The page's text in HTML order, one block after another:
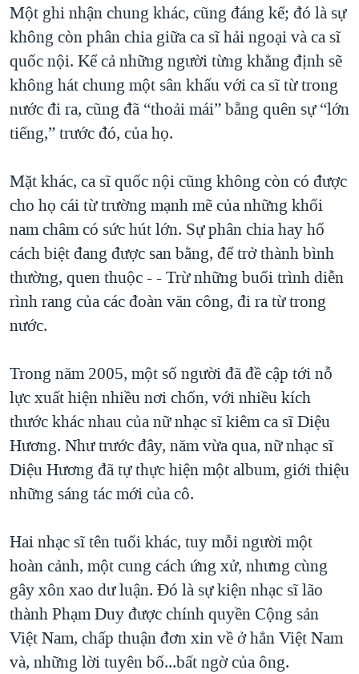
Một ghi nhận chung khác, cũng đáng kể; đó là sự
không còn phân chia giữa ca sĩ hải ngoại và ca sĩ
quốc nội. Kể cả những người từng khẳng định sẽ
không hát chung một sân khấu với ca sĩ từ trong
nước đi ra, cũng đã “thoải mái” bẵng quên sự “lớn
tiếng,” trước đó, của họ.
Mặt khác, ca sĩ quốc nội cũng không còn có được
cho họ cái từ trường mạnh mẽ của những khối
nam châm có sức hút lớn. Sự phân chia hay hố
cách biệt đang được san bằng, để trở thành bình
thường, quen thuộc - - Trừ những buổi trình diễn
rình rang của các đoàn văn công, đi ra từ trong
nước.
Trong năm 2005, một số người đã đề cập tới nỗ
lực xuất hiện nhiều nơi chốn, với nhiều kích
thước khác nhau của nữ nhạc sĩ kiêm ca sĩ Diệu
Hương. Như trước đây, năm vừa qua, nữ nhạc sĩ
Diệu Hương đã tự thực hiện một album, giới thiệu
những sáng tác mới của cô.
Hai nhạc sĩ tên tuổi khác, tuy mỗi người một
hoàn cảnh, một cung cách ứng xử, nhưng cùng
gây xôn xao dư luận. Đó là sự kiện nhạc sĩ lão
thành Phạm Duy được chính quyền Cộng sản
Việt Nam, chấp thuận đơn xin về ở hẳn Việt Nam
và, những lời tuyên bố...bất ngờ của ông.